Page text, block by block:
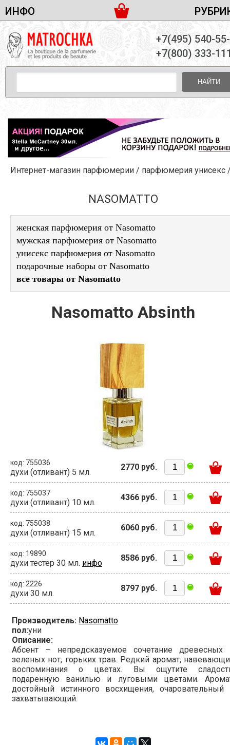
ИНФО
ДОСТАВКА И ОПЛАТА
ПАРТНЕРСТВО
КОНТАКТЫ
ЖЕНСКАЯ ПАРФЮМЕРИЯ
МУЖСКАЯ ПАРФЮМЕРИЯ
УНИСЕКС ПАРФЮМЕРИЯ
ЖЕНСКИЕ НАБОРЫ
МУЖСКИЕ НАБОРЫ
УНИСЕКС НАБОРЫ
УХОД ЗА ЛИЦОМ
УХОД ЗА ТЕЛОМ
ДЕКОРАТИВНАЯ КОСМЕТИКА
+7(495) 540-
+7(800) 333-
НАЙТИ
Интернет-магазин парфюмерии / парфюмерия унисекс
NASOMATTO
женская парфюмерия от Nasomatto
мужская парфюмерия от Nasomatto
унисекс парфюмерия от Nasomatto
подарочные наборы от Nasomatto
все товары от Nasomatto
Nasomatto Absinth
код: 755036
духи (отливант) 5 мл.
2770 руб.
код: 755037
духи (отливант) 10 мл.
4366 руб.
код: 755038
духи (отливант) 15 мл.
6060 руб.
код: 19890
духи тестер 30 мл. инфо
8586 руб.
код: 2226
духи 30 мл.
8797 руб.
Производитель: Nasomatto
пол:уни
Описание:
Абсент – непредсказуемое сочетание древесных
зеленых нот, горьких трав. Редкий аромат,
воспоминания о цветах. Вы ощутите
подаренную ванилью и луговыми цветами.
достойный истинного восхищения, очаровательный
захватывающий.